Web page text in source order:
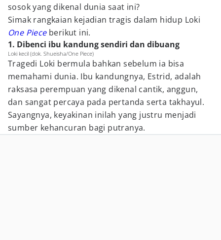
sosok yang dikenal dunia saat ini?
Simak rangkaian kejadian tragis dalam hidup Loki
One Pieceberikut ini.
1. Dibenci ibu kandung sendiri dan dibuang
Loki kecil (dok. Shueisha/One Piece)
Tragedi Loki bermula bahkan sebelum ia bisa
memahami dunia. Ibu kandungnya, Estrid, adalah
raksasa perempuan yang dikenal cantik, anggun,
dan sangat percaya pada pertanda serta takhayul.
Sayangnya, keyakinan inilah yang justru menjadi
sumber kehancuran bagi putranya.